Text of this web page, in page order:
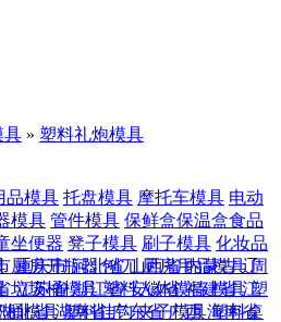
具 » 塑料礼炮模具
品模具 托盘模具 摩托车模具 电动
模具 管件模具 保鲜盒保温盒食品
坐便器 凳子模具 刷子模具 化妆品
厨房开瓶器 刨刀 厨房用品模具 周
垃圾桶模具 塑料人体模特 模具 塑
桶模具 塑料挂钩 夹子模具 塑料桌
重庆市 河北省 山西省 内蒙古 辽
江苏省 浙江省 安徽省 福建省 江
北省 湖南省 广东省 广西 海南省